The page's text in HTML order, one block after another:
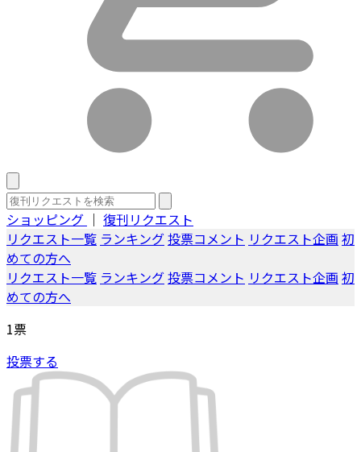
ショッピング ｜ 復刊リクエスト
リクエスト一覧 ランキング投票コメント リクエスト企画 初
めての方へ
リクエスト一覧 ランキング投票コメント リクエスト企画 初
めての方へ
1票
投票する